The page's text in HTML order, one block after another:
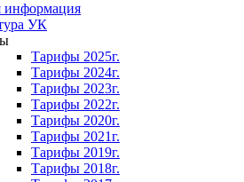
УК
Тарифы 2025г.
Тарифы 2024г.
Тарифы 2023г.
Тарифы 2022г.
Тарифы 2020г.
Тарифы 2021г.
Тарифы 2019г.
Тарифы 2018г.